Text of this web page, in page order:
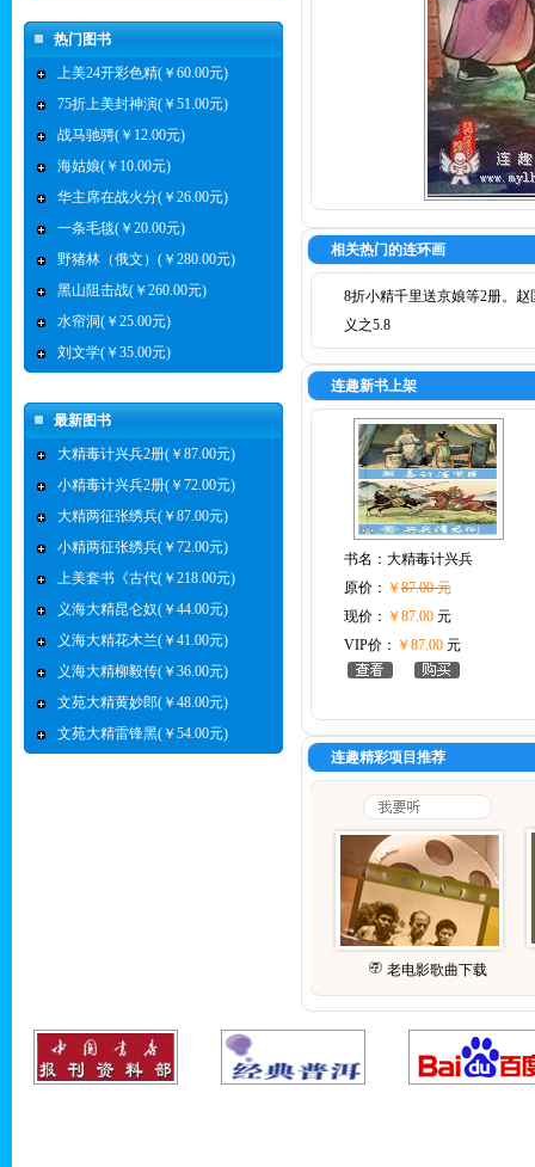
热门图书
上美24开彩色精(￥60.00元)
75折上美封神演(￥51.00元)
战马驰骋(￥12.00元)
海姑娘(￥10.00元)
华主席在战火分(￥26.00元)
一条毛毯(￥20.00元)
野猪林（俄文）(￥280.00元)
黑山阻击战(￥260.00元)
水帘洞(￥25.00元)
刘文学(￥35.00元)
最新图书
大精毒计兴兵2册(￥87.00元)
小精毒计兴兵2册(￥72.00元)
大精两征张绣兵(￥87.00元)
小精两征张绣兵(￥72.00元)
上美套书《古代(￥218.00元)
义海大精昆仑奴(￥44.00元)
义海大精花木兰(￥41.00元)
义海大精柳毅传(￥36.00元)
文苑大精黄妙郎(￥48.00元)
文苑大精雷锋黑(￥54.00元)
相关热门的连环画
8折小精千里送京娘等2册。赵
义之5.8
连趣新书上架
书名： 大精毒计兴兵
原价： ￥87.00 元
现价： ￥87.00元
VIP价： ￥87.00元
连趣精彩项目推荐
老电影歌曲下载